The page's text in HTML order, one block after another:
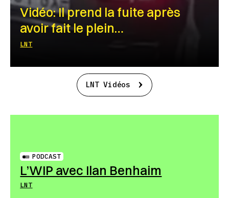
Vidéo: Il prend la fuite après
avoir fait le plein…
LNT
LNT Vidéos
PODCAST
L’WIP avec Ilan Benhaim
LNT